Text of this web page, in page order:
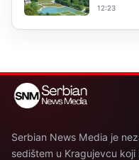
12:23
Serbian News Media je
sedištem u Kragujevcu